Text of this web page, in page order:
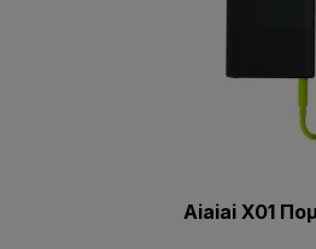
Aiaiai X01